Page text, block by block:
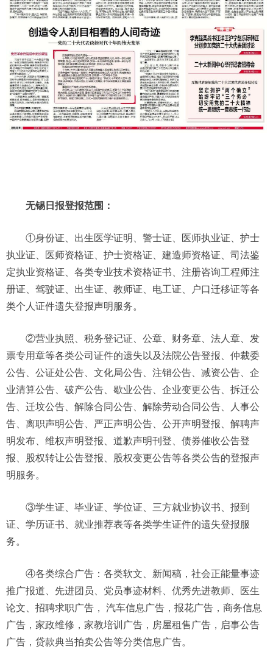
无锡日报登报范围：
①身份证、出生医学证明、警士证、医师执业证、护士
执业证、医师资格证、护士资格证、建造师资格证、司法鉴
定执业资格证、各类专业技术资格证书、注册咨询工程师注
册证、驾驶证、出生证、教师证、电工证、户口迁移证等各
类个人证件遗失登报声明服务。
②营业执照、税务登记证、公章、财务章、法人章、发
票专用章等各类公司证件的遗失以及法院公告登报、仲裁委
公告、公证处公告、文化局公告、注销公告、减资公告、企
业清算公告、破产公告、歇业公告、企业变更公告、拆迁公
告、迁坟公告、解除合同公告、解除劳动合同公告、人事公
告、离职声明公告、严正声明公告、公开声明登报、解聘声
明发布、维权声明登报、道歉声明刊登、债券催收公告登
报、股权转让公告登报、股权变更公告等各类公告的登报声
明服务。
③学生证、毕业证、学位证、三方就业协议书、报到
证、学历证书、就业推荐表等各类学生证件的遗失登报服
务。
④各类综合广告：各类软文、新闻稿，社会正能量事迹
推广报道、先进团员、党员事迹材料、优秀先进教师、医生
论文、招聘求职广告， 汽车信息广告，报花广告，商务信息
广告，家政维修，家教培训广告，房屋租售广告，启事公告
广告，贷款典当拍卖公告等分类信息广告。